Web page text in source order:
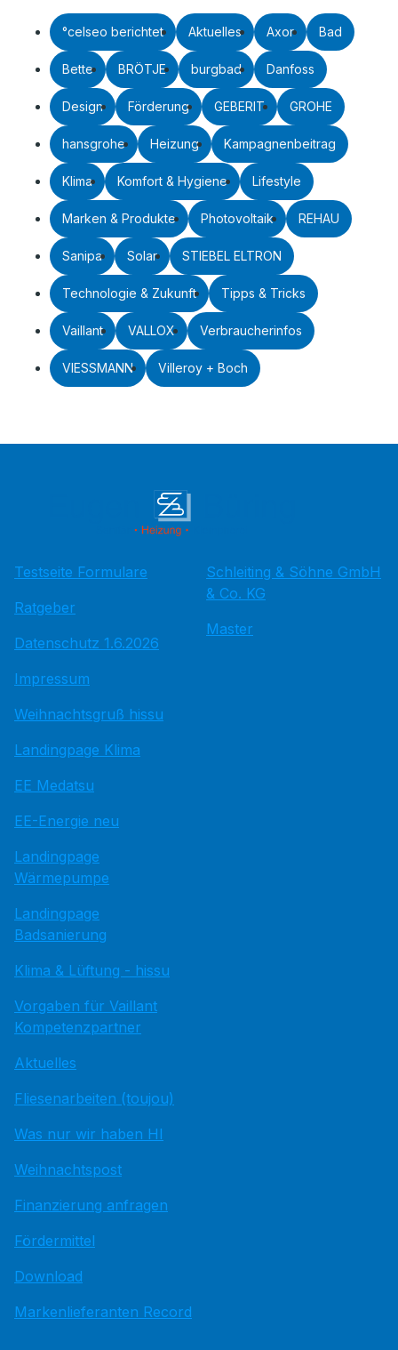
°celseo berichtet Aktuelles Axor Bad
Bette BRÖTJE burgbad Danfoss
Design Förderung GEBERIT GROHE
hansgrohe Heizung Kampagnenbeitrag
Klima Komfort & Hygiene Lifestyle
Marken & Produkte Photovoltaik REHAU
Sanipa Solar STIEBEL ELTRON
Technologie & Zukunft Tipps & Tricks
Vaillant VALLOX Verbraucherinfos
VIESSMANN Villeroy + Boch
Testseite Formulare
Ratgeber
Datenschutz 1.6.2026
Impressum
Weihnachtsgruß hissu
Landingpage Klima
EE Medatsu
EE-Energie neu
Landingpage
Wärmepumpe
Landingpage
Badsanierung
Klima & Lüftung - hissu
Vorgaben für Vaillant
Kompetenzpartner
Aktuelles
Fliesenarbeiten (toujou)
Was nur wir haben HI
Weihnachtspost
Finanzierung anfragen
Fördermittel
Download
Markenlieferanten Record
Schleiting & Söhne GmbH
& Co. KG
Master